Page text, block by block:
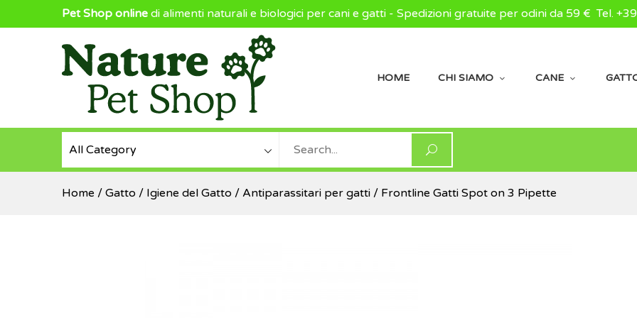
Pet Shop online di alimenti naturali e biologici per cani e gatti - Spedizioni gratuite per odini da 59 € Tel.
NaturePetShop
HOME CHI SIAMO CANE
Home / Gatto / Igiene del Gatto / Antiparassitari per gatti / Frontline Gatti Spot on 3 Pipette